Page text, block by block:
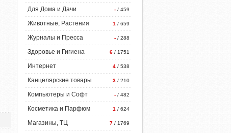
- / 459
Для Дома и Дачи
1 / 659
Животные, Растения
- / 288
Журналы и Пресса
6 / 1751
Здоровье и Гигиена
4 / 538
Интернет
3 / 210
Канцелярские товары
- / 482
Компьютеры и Софт
1 / 624
Косметика и Парфюм
7 / 1769
Магазины, ТЦ